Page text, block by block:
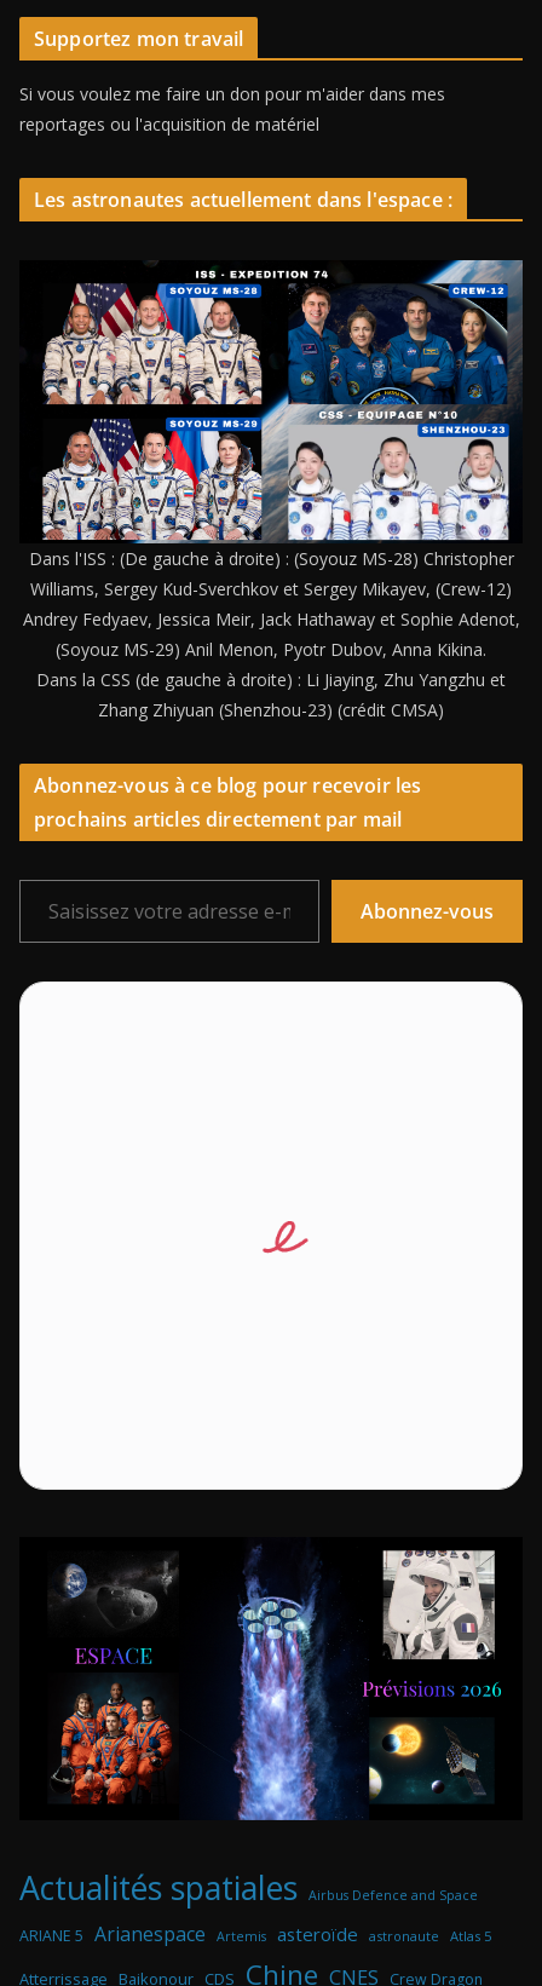
Supportez mon travail
Si vous voulez me faire un don pour m'aider dans mes
reportages ou l'acquisition de matériel
Les astronautes actuellement dans l'espace :
Dans l'ISS : (De gauche à droite) : (Soyouz MS-28) Christopher
Williams, Sergey Kud-Sverchkov et Sergey Mikayev, (Crew-12)
Andrey Fedyaev, Jessica Meir, Jack Hathaway et Sophie Adenot,
(Soyouz MS-29) Anil Menon, Pyotr Dubov, Anna Kikina.
Dans la CSS (de gauche à droite) : Li Jiaying, Zhu Yangzhu et
Zhang Zhiyuan (Shenzhou-23) (crédit CMSA)
Abonnez-vous à ce blog pour recevoir les
prochains articles directement par mail
Saisissez votre adresse e-mail…
Abonnez-vous
Actualités spatiales Airbus Defence and Space
ARIANE 5 Arianespace Artemis asteroïde astronaute Atlas 5
Atterrissage Baikonour CDS Chine CNES Crew Dragon